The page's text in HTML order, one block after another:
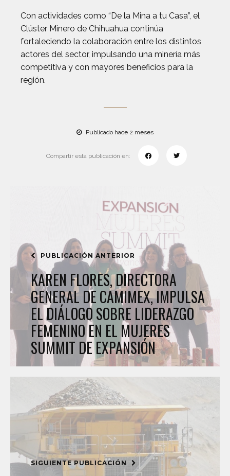
Con actividades como “De la Mina a tu Casa”, el
Clúster Minero de Chihuahua continúa
fortaleciendo la colaboración entre los distintos
actores del sector, impulsando una minería más
competitiva y con mayores beneficios para la
región.
Publicado hace 2 meses
Compartir esta publicación en:
PUBLICACIÓN ANTERIOR
KAREN FLORES, DIRECTORA
GENERAL DE CAMIMEX, IMPULSA
EL DIÁLOGO SOBRE LIDERAZGO
FEMENINO EN EL MUJERES
SUMMIT DE EXPANSIÓN
SIGUIENTE PUBLICACIÓN